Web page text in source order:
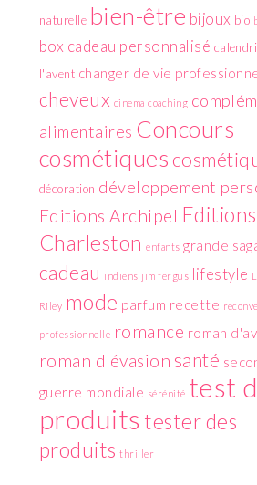
naturelle bien-être bijoux bio
box cadeau personnalisé
l'avent changer de vie
cheveux cinema coaching
alimentaires Concours
cosmétiques
décoration développement
Editions Archipel Editions
Charleston enfants grande
cadeau indiens jim fergus lifestyle
Riley mode parfum recette
professionnelle romance roman
roman d'évasion santé
guerre mondiale sérénité test
produits tester des
produits thriller